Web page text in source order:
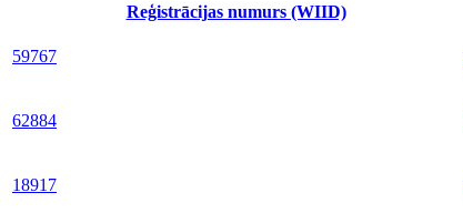
Reģistrācijas numurs (WIID)
59767
62884
18917